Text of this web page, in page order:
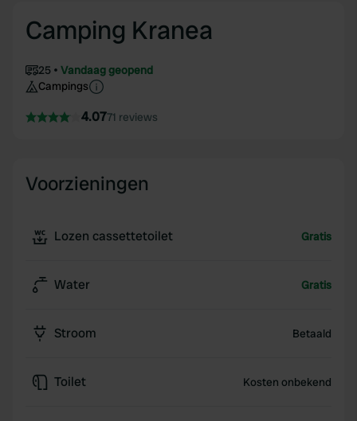
Camping Kranea
25
Vandaag geopend
Campings
4.0771 reviews
Voorzieningen
Lozen cassettetoilet Gratis
Water Gratis
Stroom Betaald
Toilet Kosten onbekend